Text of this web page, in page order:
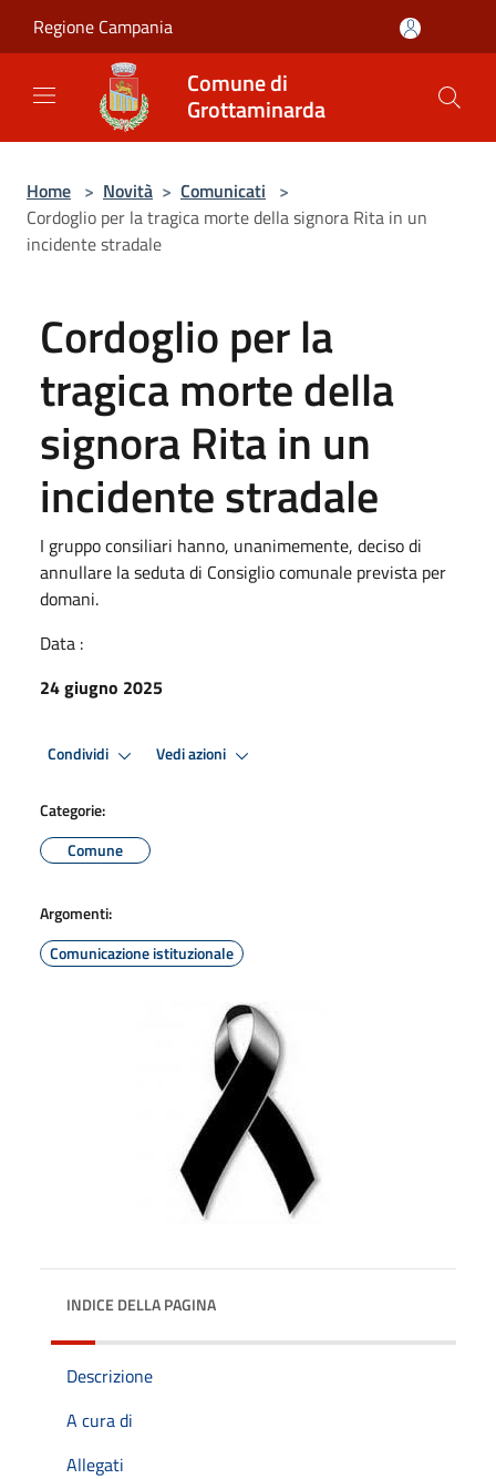
Regione Campania
Comune di
Grottaminarda
Home > Novità > Comunicati >
Cordoglio per la tragica morte della signora Rita in un
incidente stradale
Cordoglio per la
tragica morte della
signora Rita in un
incidente stradale
I gruppo consiliari hanno, unanimemente, deciso di
annullare la seduta di Consiglio comunale prevista per
domani.
Data :
24 giugno 2025
Condividi Vedi azioni
Categorie:
Comune
Argomenti:
Comunicazione istituzionale
INDICE DELLA PAGINA
Descrizione
A cura di
Allegati